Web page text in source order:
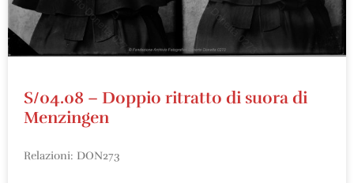
S/04.08 – Doppio ritratto di suora di
Menzingen
Relazioni: DON273